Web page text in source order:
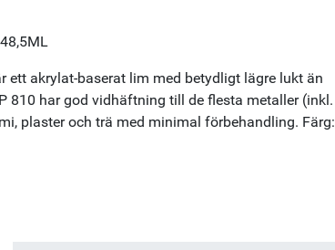
ett akrylat-baserat lim med betydligt lägre lukt än
810 har god vidhäftning till de flesta metaller (inkl.
plaster och trä med minimal förbehandling. Färg: